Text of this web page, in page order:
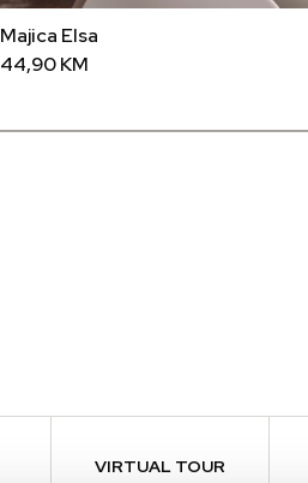
Majica Elsa
44,90KM
VIRTUAL TOUR